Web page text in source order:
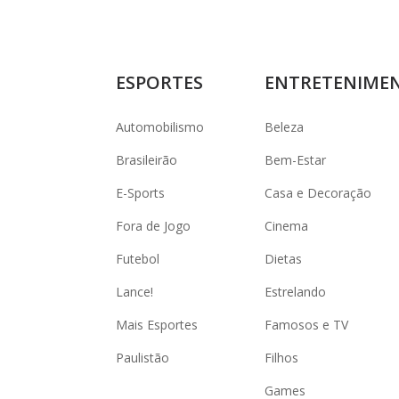
ESPORTES
Automobilismo
Brasileirão
E-Sports
Fora de Jogo
Futebol
Lance!
Mais Esportes
Paulistão
Beleza
Bem-Estar
Casa e Decoração
Cinema
Dietas
Estrelando
Famosos e TV
Filhos
Games